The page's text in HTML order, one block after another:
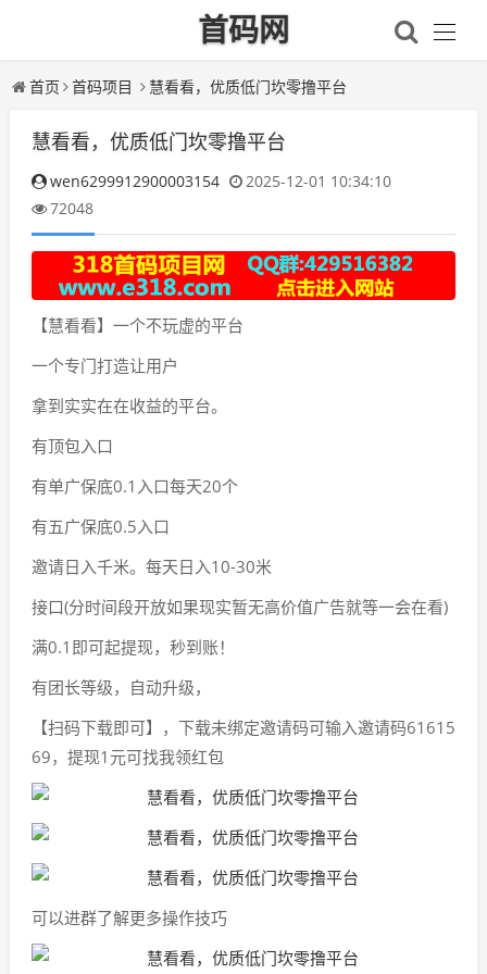
首码网
首页 首码项目 慧看看，优质低门坎零撸平台
慧看看，优质低门坎零撸平台
wen6299912900003154
2025-12-01 10:34:10
72048
【慧看看】一个不玩虚的平台
一个专门打造让用户
拿到实实在在收益的平台。
有顶包入口
有单广保底0.1入口每天20个
有五广保底0.5入口
邀请日入千米。每天日入10-30米
接口(分时间段开放如果现实暂无高价值广告就等一会在看)
满0.1即可起提现，秒到账！
有团长等级，自动升级，
【扫码下载即可】，下载未绑定邀请码可输入邀请码61615
69，提现1元可找我领红包
可以进群了解更多操作技巧